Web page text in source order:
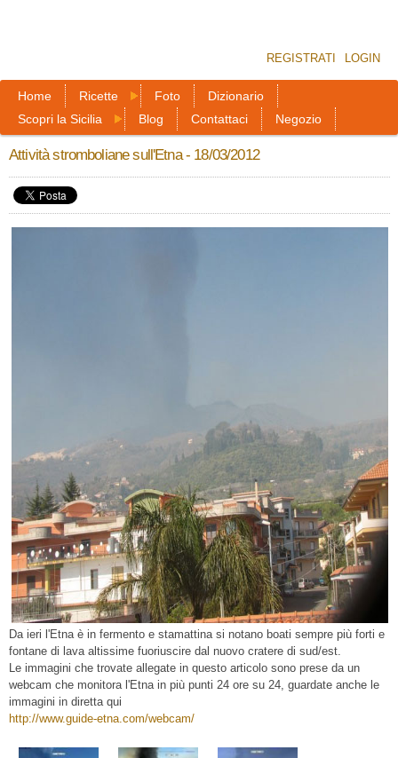
REGISTRATI LOGIN
Home Ricette Foto
Dizionario
Scopri la Sicilia
Blog Contattaci Negozio
Attività stromboliane sull'Etna - 18/03/2012
Da ieri l'Etna è in fermento e stamattina si notano boati sempre più forti e
fontane di lava altissime fuoriuscire dal nuovo cratere di sud/est.
Le immagini che trovate allegate in questo articolo sono prese da un
webcam che monitora l'Etna in più punti 24 ore su 24, guardate anche le
immagini in diretta qui
http://www.guide-etna.com/webcam/